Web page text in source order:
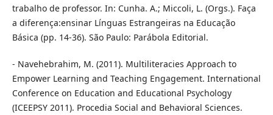
trabalho de professor. In: Cunha. A.; Miccoli, L. (Orgs.). Faça
a diferença:ensinar Línguas Estrangeiras na Educação
Básica (pp. 14-36). São Paulo: Parábola Editorial.
- Navehebrahim, M. (2011). Multiliteracies Approach to
Empower Learning and Teaching Engagement. International
Conference on Education and Educational Psychology
(ICEEPSY 2011). Procedia Social and Behavioral Sciences.